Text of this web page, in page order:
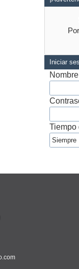
Iniciar
Tiempo